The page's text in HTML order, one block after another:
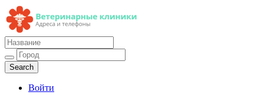
Ветеринарные клиники
Адреса и телефоны
Войти